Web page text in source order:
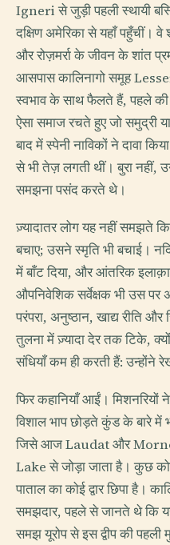
Igneri से जुड़ी पहली स्थायी
दक्षिण अमेरिका से यहाँ पहुँचीं।
और रोज़मर्रा के जीवन के शांत
आसपास कालिनागो समूह
स्वभाव के साथ फैलते हैं, पहले
ऐसा समाज रचते हुए जो समुद्री
बाद में स्पेनी नाविकों ने दावा
से भी तेज़ लगती थीं। बुरा नहीं,
समझना पसंद करते थे।
ज़्यादातर लोग यह नहीं समझते कि
बचाए; उसने स्मृति भी बचाई।
में बाँट दिया, और आंतरिक
औपनिवेशिक सर्वेक्षक भी उस
परंपरा, अनुष्ठान, खाद्य रीति और
तुलना में ज़्यादा देर तक टिके,
संधियाँ कम ही करती हैं: उन्होंने
फिर कहानियाँ आईं। मिशनरियों
विशाल भाप छोड़ते कुंड के बारे
जिसे आज Laudat और
Lake से जोड़ा जाता है। कुछ
पाताल का कोई द्वार छिपा है।
समझदार, पहले से जानते थे कि
समझ यूरोप से इस द्वीप की